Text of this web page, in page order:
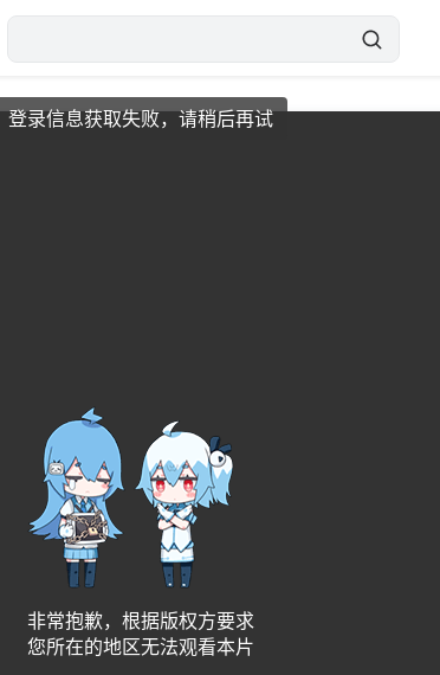
网络状况异常，请刷新后重试
错误码：3001
60a7629e4fc9e02496adeab1e72696cd
非常抱歉，根据版权方要求
您所在的地区无法观看本片